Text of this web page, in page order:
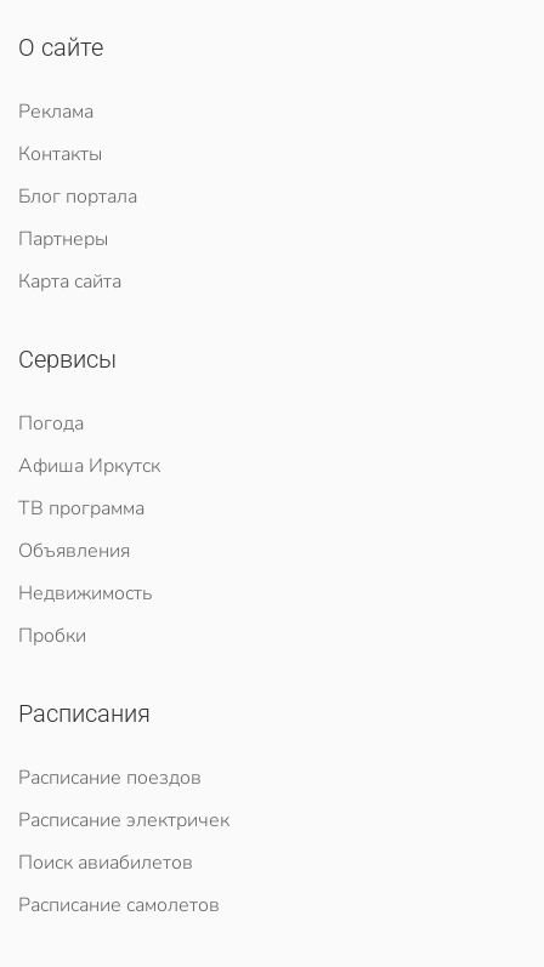
О сайте
Реклама
Контакты
Блог портала
Партнеры
Карта сайта
Сервисы
Погода
Афиша Иркутск
ТВ программа
Объявления
Недвижимость
Пробки
Расписания
Расписание поездов
Расписание электричек
Поиск авиабилетов
Расписание самолетов